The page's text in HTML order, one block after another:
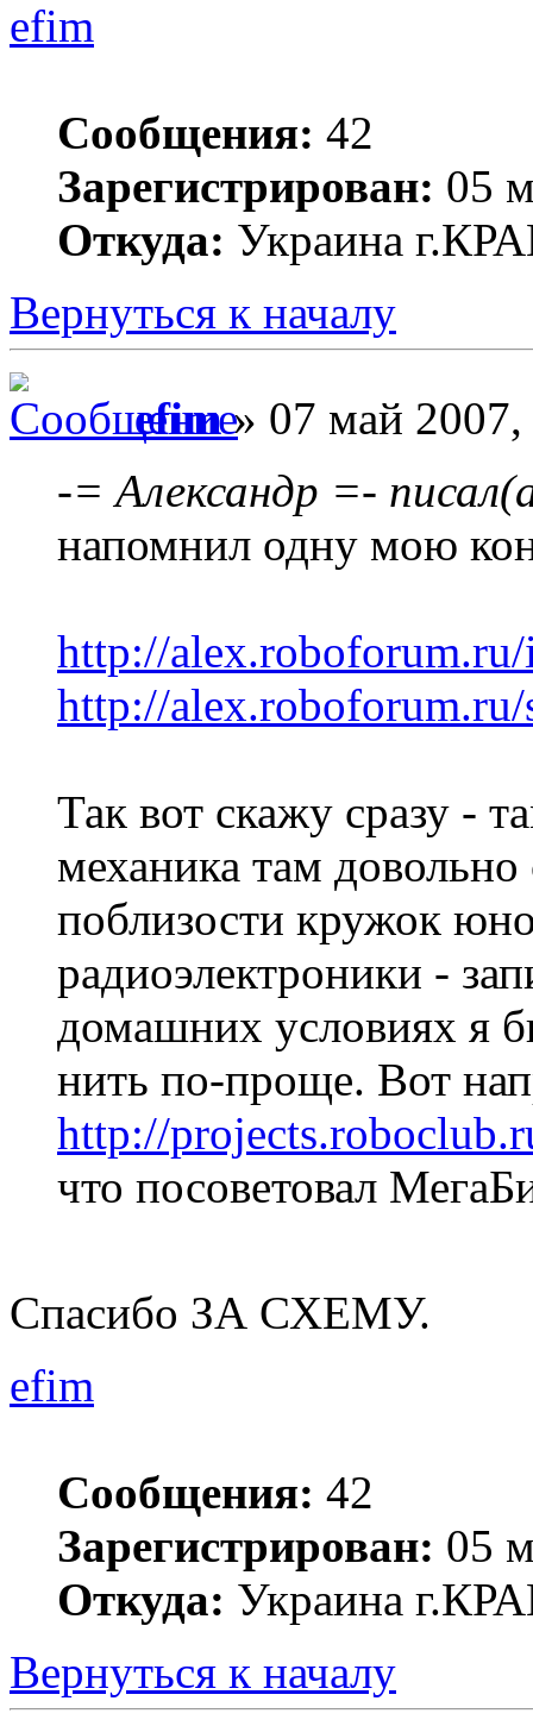
efim
Сообщения: 42
Зарегистрирован: 05
Откуда: Украина
Вернуться к началу
efim» 07 май 2007,
-= Александр =-
напомнил одну мою
http://
http://
Так вот скажу сразу -
механика там
поблизости кружок
радиоэлектроники -
домашних условиях я
нить по-проще. Вот
http://
что посоветовал
Спасибо ЗА СХЕМУ.
efim
Сообщения: 42
Зарегистрирован: 05
Откуда: Украина
Вернуться к началу